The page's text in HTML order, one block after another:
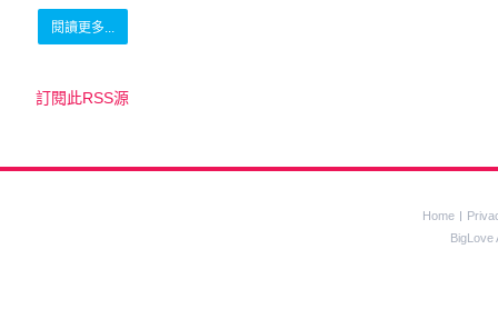
閱讀更多...
訂閱此RSS源
Home
BigLove